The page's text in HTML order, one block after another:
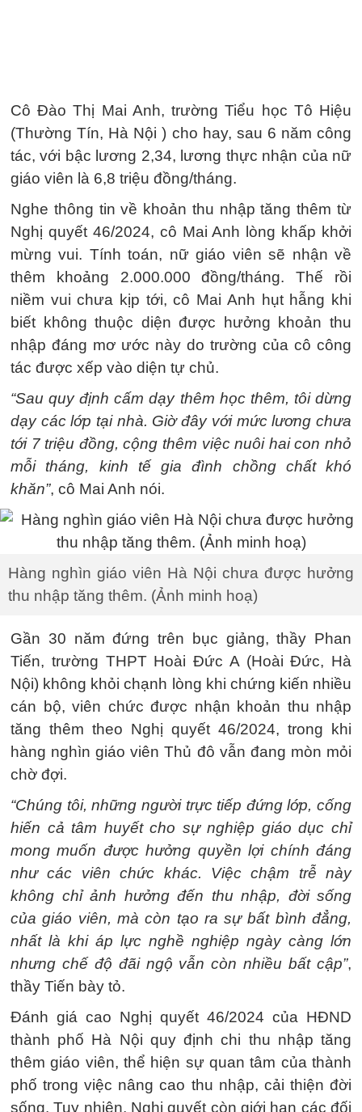
Cô Đào Thị Mai Anh, trường Tiểu học Tô Hiệu
(Thường Tín, Hà Nội ) cho hay, sau 6 năm công
tác, với bậc lương 2,34, lương thực nhận của nữ
giáo viên là 6,8 triệu đồng/tháng.
Nghe thông tin về khoản thu nhập tăng thêm từ
Nghị quyết 46/2024, cô Mai Anh lòng khấp khởi
mừng vui. Tính toán, nữ giáo viên sẽ nhận về
thêm khoảng 2.000.000 đồng/tháng. Thế rồi
niềm vui chưa kịp tới, cô Mai Anh hụt hẫng khi
biết không thuộc diện được hưởng khoản thu
nhập đáng mơ ước này do trường của cô công
tác được xếp vào diện tự chủ.
“Sau quy định cấm dạy thêm học thêm, tôi dừng
dạy các lớp tại nhà. Giờ đây với mức lương chưa
tới 7 triệu đồng, cộng thêm việc nuôi hai con nhỏ
mỗi tháng, kinh tế gia đình chồng chất khó
khăn”, cô Mai Anh nói.
Hàng nghìn giáo viên Hà Nội chưa được hưởng
thu nhập tăng thêm. (Ảnh minh hoạ)
Gần 30 năm đứng trên bục giảng, thầy Phan
Tiến, trường THPT Hoài Đức A (Hoài Đức, Hà
Nội) không khỏi chạnh lòng khi chứng kiến nhiều
cán bộ, viên chức được nhận khoản thu nhập
tăng thêm theo Nghị quyết 46/2024, trong khi
hàng nghìn giáo viên Thủ đô vẫn đang mòn mỏi
chờ đợi.
“Chúng tôi, những người trực tiếp đứng lớp, cống
hiến cả tâm huyết cho sự nghiệp giáo dục chỉ
mong muốn được hưởng quyền lợi chính đáng
như các viên chức khác. Việc chậm trễ này
không chỉ ảnh hưởng đến thu nhập, đời sống
của giáo viên, mà còn tạo ra sự bất bình đẳng,
nhất là khi áp lực nghề nghiệp ngày càng lớn
nhưng chế độ đãi ngộ vẫn còn nhiều bất cập”,
thầy Tiến bày tỏ.
Đánh giá cao Nghị quyết 46/2024 của HĐND
thành phố Hà Nội quy định chi thu nhập tăng
thêm giáo viên, thể hiện sự quan tâm của thành
phố trong việc nâng cao thu nhập, cải thiện đời
sống. Tuy nhiên, Nghị quyết còn giới hạn các đối